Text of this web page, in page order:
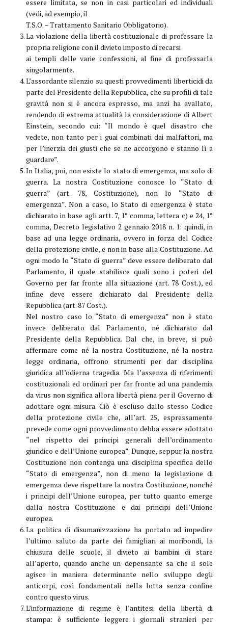
essere limitata, se non in casi particolari ed individuali
(vedi, ad esempio, il
T.S.O. – Trattamento Sanitario Obbligatorio).
La violazione della libertà costituzionale di professare la
propria religione con il divieto imposto di recarsi
ai templi delle varie confessioni, al fine di professarla
singolarmente.
L’assordante silenzio su questi provvedimenti liberticidi da
parte del Presidente della Repubblica, che su profili di tale
gravità non si è ancora espresso, ma anzi ha avallato,
rendendo di estrema attualità la considerazione di Albert
Einstein, secondo cui: “Il mondo è quel disastro che
vedete, non tanto per i guai combinati dai malfattori, ma
per l’inerzia dei giusti che se ne accorgono e stanno lì a
guardare”.
In Italia, poi, non esiste lo stato di emergenza, ma solo di
guerra. La nostra Costituzione conosce lo “Stato di
guerra” (art. 78, Costituzione), non lo “Stato di
emergenza”. Non a caso, lo Stato di emergenza è stato
dichiarato in base agli artt. 7, 1° comma, lettera c) e 24, 1°
comma, Decreto legislativo 2 gennaio 2018 n. 1: quindi, in
base ad una legge ordinaria, ovvero in forza del Codice
della protezione civile, e non in base alla Costituzione. Ad
ogni modo lo “Stato di guerra” deve essere deliberato dal
Parlamento, il quale stabilisce quali sono i poteri del
Governo per far fronte alla situazione (art. 78 Cost.), ed
infine deve essere dichiarato dal Presidente della
Repubblica (art. 87 Cost.).
Nel nostro caso lo “Stato di emergenza” non è stato
invece deliberato dal Parlamento, né dichiarato dal
Presidente della Repubblica. Dal che, in breve, si può
affermare come né la nostra Costituzione, né la nostra
legge ordinaria, offrono strumenti per dar disciplina
giuridica all’odierna tragedia. Ma l’assenza di riferimenti
costituzionali ed ordinari per far fronte ad una pandemia
da virus non significa allora libertà piena per il Governo di
adottare ogni misura. Ciò è escluso dallo stesso Codice
della protezione civile che, all’art. 25, espressamente
prevede come ogni provvedimento debba essere adottato
“nel rispetto dei principi generali dell’ordinamento
giuridico e dell’Unione europea”. Dunque, seppur la nostra
Costituzione non contenga una disciplina specifica dello
“Stato di emergenza”, non di meno la legislazione di
emergenza deve rispettare la nostra Costituzione, nonché
i principi dell’Unione europea, per tutto quanto emerge
dalla nostra Costituzione e dai principi dell’Unione
europea.
La politica di disumanizzazione ha portato ad impedire
l’ultimo saluto da parte dei famigliari ai moribondi, la
chiusura delle scuole, il divieto ai bambini di stare
all’aperto, quando anche un depensante sa che il sole
agisce in maniera determinante nello sviluppo degli
anticorpi, così fondamentali nella lotta senza confine
contro questo virus.
L’informazione di regime è l’antitesi della libertà di
stampa: è sufficiente leggere i giornali stranieri per